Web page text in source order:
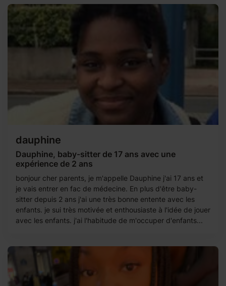
dauphine
Dauphine, baby-sitter de 17 ans avec une
expérience de 2 ans
bonjour cher parents, je m'appelle Dauphine j'ai 17 ans et
je vais entrer en fac de médecine. En plus d'être baby-
sitter depuis 2 ans j'ai une très bonne entente avec les
enfants. je sui très motivée et enthousiaste à l'idée de jouer
avec les enfants. j'ai l'habitude de m'occuper d'enfants...